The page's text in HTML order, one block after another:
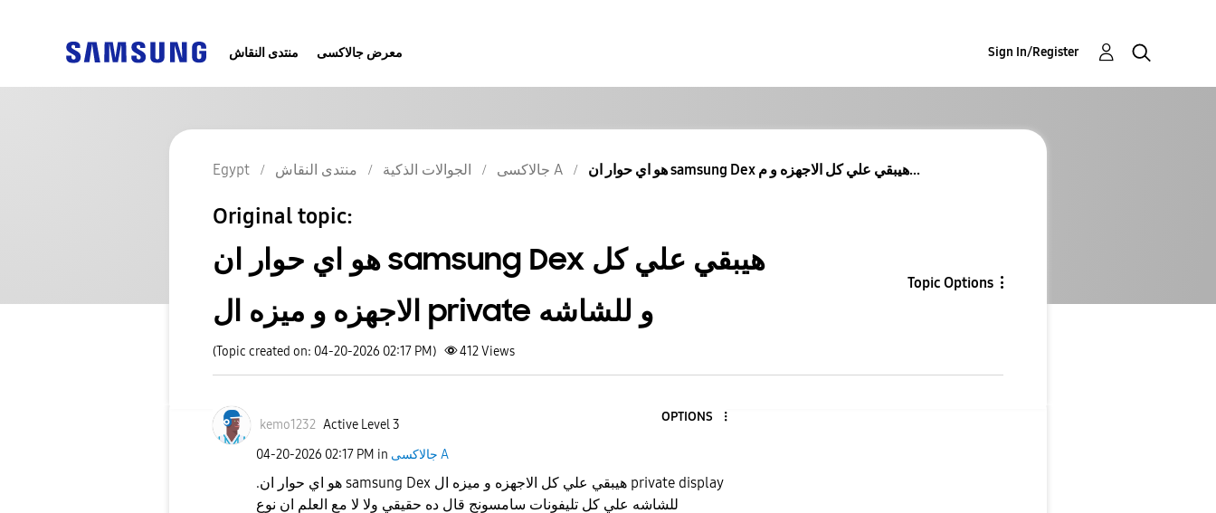
منتدى النقاش معرض جالاكسى Sign In/Register
Egypt منتدى النقاش الجوالات الذكية جالاكسى A هو اي حوار ان samsung Dex هيبقي علي كل الاجهزه و م...
Original topic:
هو اي حوار ان samsung Dex هيبقي علي كل
الاجهزه و ميزه ال private و للشاشه
Topic Options
(Topic created on: 04-20-2026 02:17 PM) 412Views
kemo1232 Active Level 3
OPTIONS
‎04-20-2026 02:17 PM in جالاكسى A
.هو اي حوار ان samsung Dex هيبقي علي كل الاجهزه و ميزه ال private display
للشاشه علي كل تليفونات سامسونج قال ده حقيقي ولا لا مع العلم ان نوع